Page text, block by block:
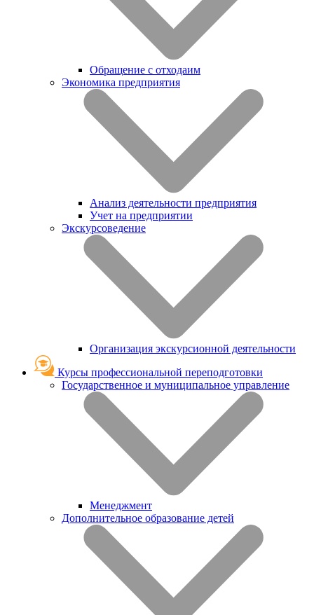
Обращение с отходаим
Экономика предприятия
Анализ деятельности предприятия
Учет на предприятии
Экскурсоведение
Организация экскурсионной деятельности
Курсы профессиональной переподготовки
Государственное и муниципальное управление
Менеджмент
Дополнительное образование детей